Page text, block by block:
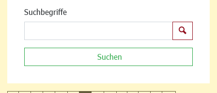
Suchbegriffe
Suchen